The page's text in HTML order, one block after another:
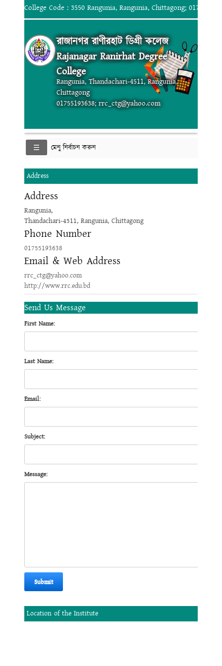
College Code : 3550 Rangunia, Rangunia, Chittagong;
রাজানগর রাণীরহাট ডিগ্রী কলেজ
Rajanagar Ranirhat Degree
College
Rangunia, Thandachari-4511, Rangunia,
Chittagong
01755193638; rrc_ctg@yahoo.com
মেনু নির্বাচন করুন
Address
Address
Rangunia,
Thandachari-4511, Rangunia, Chittagong
Phone Number
01755193638
Email & Web Address
rrc_ctg@yahoo.com
http://www.rrc.edu.bd
Send Us Message
First Name:
Last Name:
Email:
Subject:
Message:
Submit
Location of the Institute